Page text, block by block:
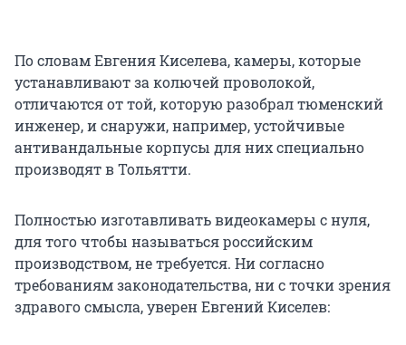
По словам Евгения Киселева, камеры, которые
устанавливают за колючей проволокой,
отличаются от той, которую разобрал тюменский
инженер, и снаружи, например, устойчивые
антивандальные корпусы для них специально
производят в Тольятти.
Полностью изготавливать видеокамеры с нуля,
для того чтобы называться российским
производством, не требуется. Ни согласно
требованиям законодательства, ни с точки зрения
здравого смысла, уверен Евгений Киселев: